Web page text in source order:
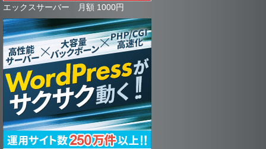
エックスサーバー 月額 1000円